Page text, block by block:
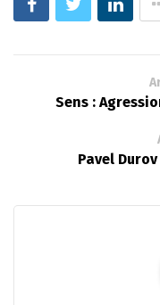
Sens :
Pavel